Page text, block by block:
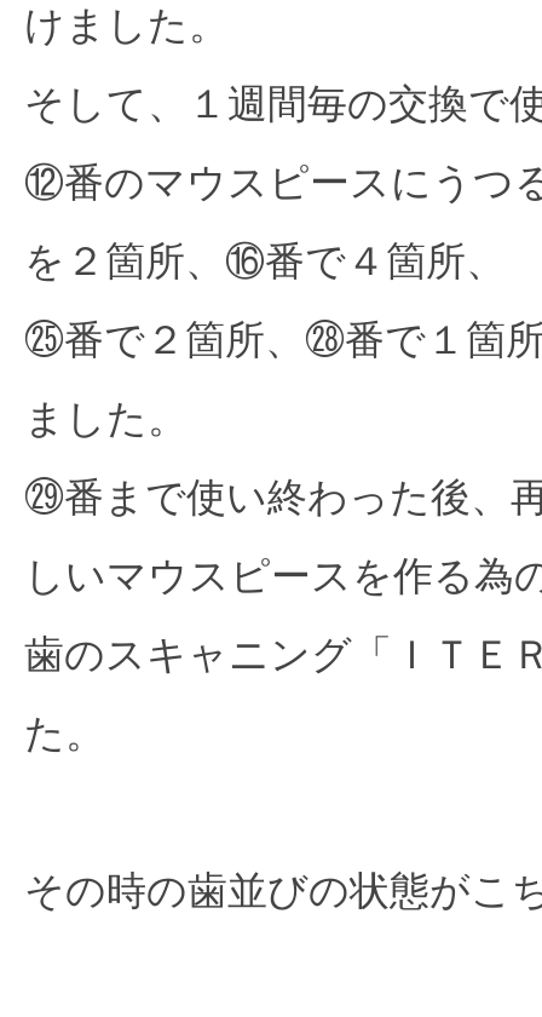
けました。
そして、１週間毎の交換で
⑫番のマウスピースにうつ
を２箇所、⑯番で４箇所、
㉕番で２箇所、㉘番で１箇
ました。
㉙番まで使い終わった後、
しいマウスピースを作る為
歯のスキャニング「ＩＴＥ
た。
その時の歯並びの状態がこ